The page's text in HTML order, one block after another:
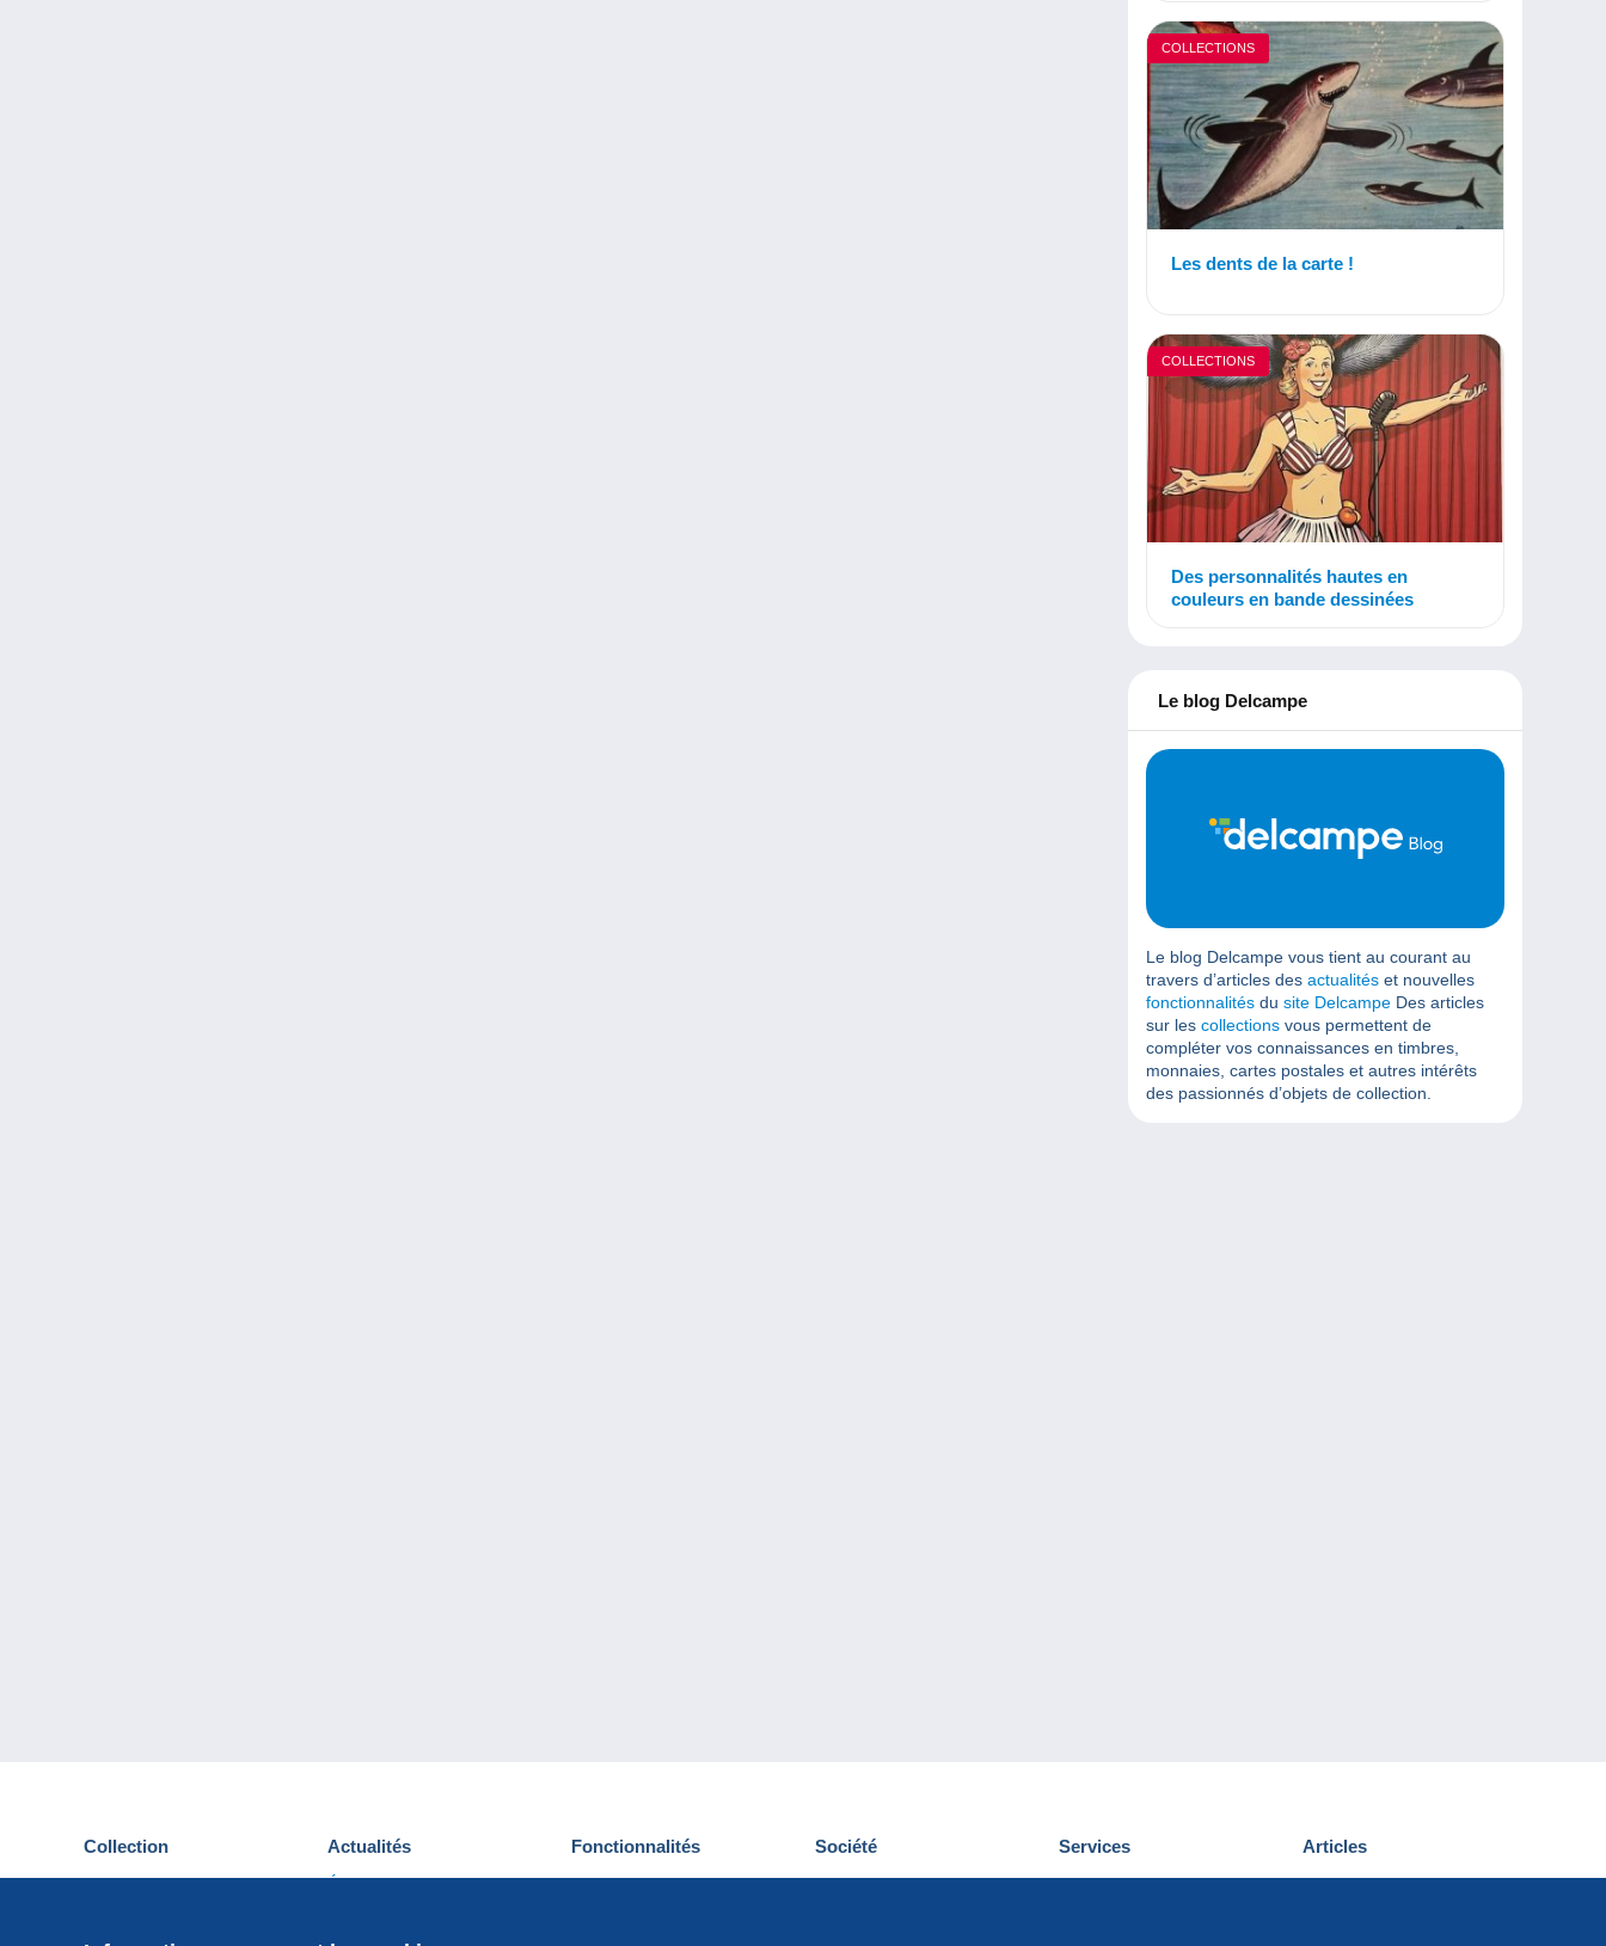
COLLECTIONS
Les dents de la carte !
COLLECTIONS
Des personnalités hautes en
couleurs en bande dessinées
Le blog Delcampe
Le blog Delcampe vous tient au courant au
travers d’articles des actualités et nouvelles
fonctionnalités du site Delcampe Des articles
sur les collections vous permettent de
compléter vos connaissances en timbres,
monnaies, cartes postales et autres intérêts
des passionnés d’objets de collection.
Collection
Cartes postales
Actualités
Événements Delcampe
Fonctionnalités
Nouveautés
Société
Qui sommes-nous
Services
Découvrir Delcampe
Articles